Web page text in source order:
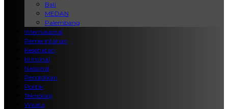
Bali
MEDAN
Palembang
Internasional
Pemerintahan
Kesehatan
Kriminal
Nasional
Pendidikan
Politik
Teknologi
Wisata